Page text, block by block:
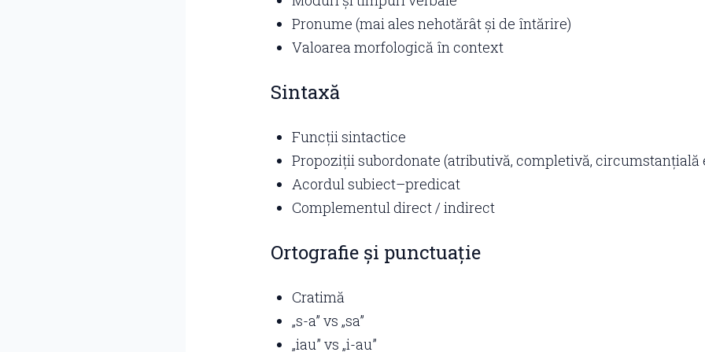
Pronume (mai ales nehotărât și de întărire)
Valoarea morfologică în context
Sintaxă
Funcții sintactice
Propoziții subordonate (atributivă, completivă, circumstanțială
Acordul subiect–predicat
Complementul direct / indirect
Ortografie și punctuație
Cratimă
„s-a” vs „sa”
„iau” vs „i-au”